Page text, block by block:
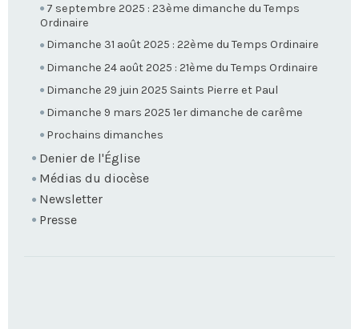
7 septembre 2025 : 23ème dimanche du Temps
Ordinaire
Dimanche 31 août 2025 : 22ème du Temps Ordinaire
Dimanche 24 août 2025 : 21ème du Temps Ordinaire
Dimanche 29 juin 2025 Saints Pierre et Paul
Dimanche 9 mars 2025 1er dimanche de carême
Prochains dimanches
Denier de l'Église
Médias du diocèse
Newsletter
Presse